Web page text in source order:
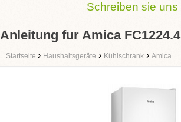
Schreiben sie uns
Anleitung fur Amica FC1224.4
Startseite › Haushaltsgeräte › Kühlschrank › Amica